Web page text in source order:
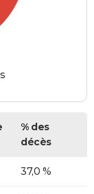
% des
décès
37,0 %